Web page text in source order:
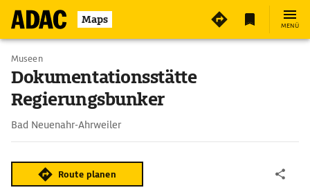
Maps MENÜ
Museen
Dokumentationsstätte
Regierungsbunker
Bad Neuenahr-Ahrweiler
Route planen